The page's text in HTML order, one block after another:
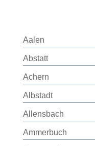
Aalen
Abstatt
Achern
Albstadt
Allensbach
Ammerbuch